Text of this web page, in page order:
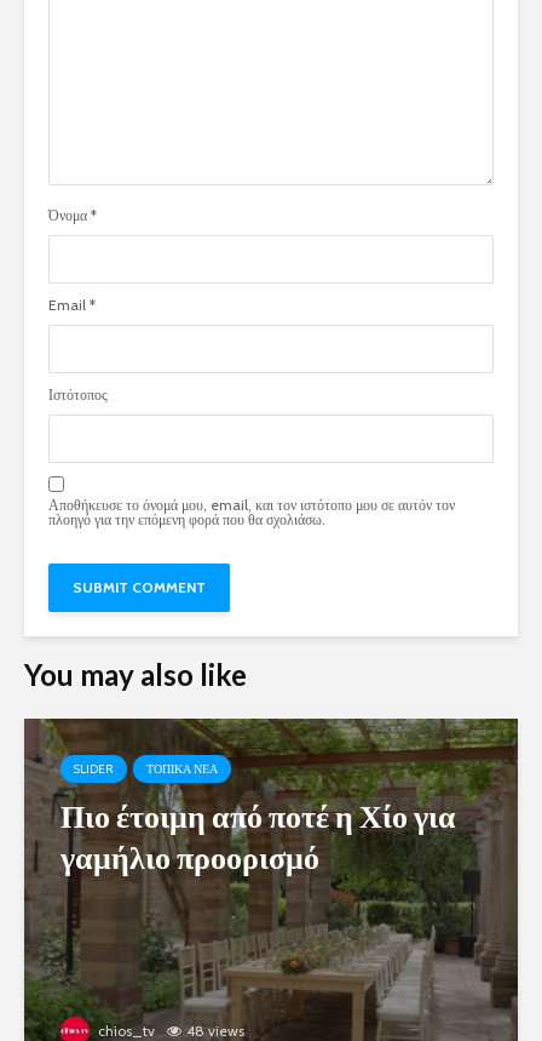
Όνομα *
Email *
Ιστότοπος
Αποθήκευσε το όνομά μου, email, και τον ιστότοπο μου σε αυτόν τον
πλοηγό για την επόμενη φορά που θα σχολιάσω.
You may also like
SLIDER ΤΟΠΙΚΑ ΝΕΑ
Πιο έτοιμη από ποτέ η Χίο για
γαμήλιο προορισμό
chios_tv 48 views